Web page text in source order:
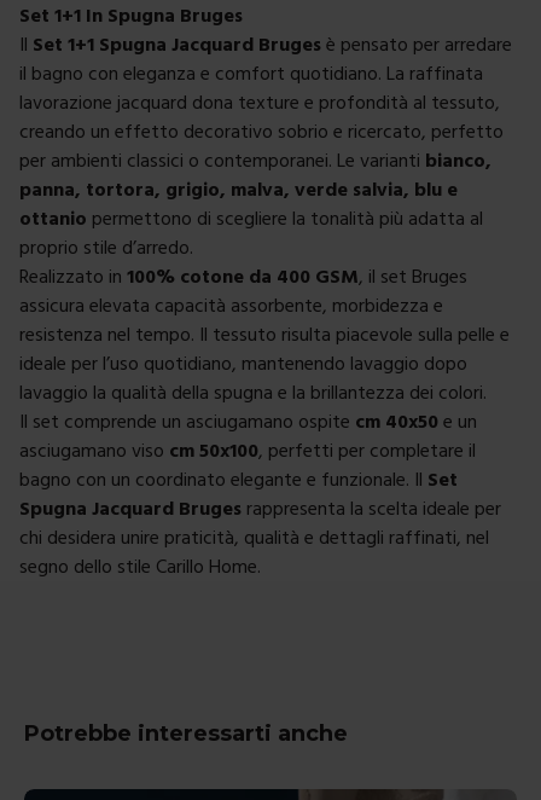
Set 1+1 In Spugna Bruges
Il Set 1+1 Spugna Jacquard Brugesè pensato per arredare
il bagno con eleganza e comfort quotidiano. La raffinata
lavorazione jacquard dona texture e profondità al tessuto,
creando un effetto decorativo sobrio e ricercato, perfetto
per ambienti classici o contemporanei. Le varianti bianco,
panna, tortora, grigio, malva, verde salvia, blu e
ottanio permettono di scegliere la tonalità più adatta al
proprio stile d’arredo.
Realizzato in 100% cotone da 400 GSM, il set Bruges
assicura elevata capacità assorbente, morbidezza e
resistenza nel tempo. Il tessuto risulta piacevole sulla pelle e
ideale per l’uso quotidiano, mantenendo lavaggio dopo
lavaggio la qualità della spugna e la brillantezza dei colori.
Il set comprende un asciugamano ospite cm 40x50 e un
asciugamano viso cm 50x100, perfetti per completare il
bagno con un coordinato elegante e funzionale. Il Set
Spugna Jacquard Bruges rappresenta la scelta ideale per
chi desidera unire praticità, qualità e dettagli raffinati, nel
segno dello stile Carillo Home.
Potrebbe interessarti anche